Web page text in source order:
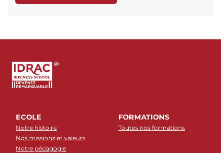
ECOLE
Notre histoire
Nos missions et valeurs
Notre pédagogie
FORMATIONS
Toutes nos formations